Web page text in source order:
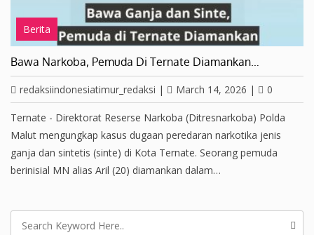
Berita
Bawa Narkoba, Pemuda Di Ternate Diamankan…
redaksiindonesiatimur_redaksi | March 14, 2026 | 0
Ternate - Direktorat Reserse Narkoba (Ditresnarkoba) Polda
Malut mengungkap kasus dugaan peredaran narkotika jenis
ganja dan sintetis (sinte) di Kota Ternate. Seorang pemuda
berinisial MN alias Aril (20) diamankan dalam…